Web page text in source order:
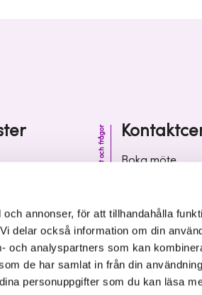
annonser, för att tillhandahålla
delar också information om din
och analyspartners som kan
de har samlat in från din
personuppgifter som du kan läsa
Kontakt och frågor
Boka möte
Vanliga frågor